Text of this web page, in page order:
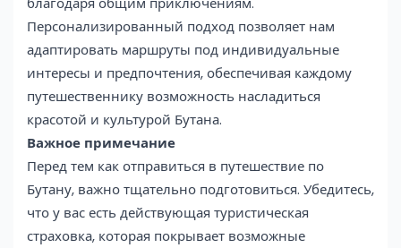
Персонализированный подход позволяет нам
адаптировать маршруты под индивидуальные
интересы и предпочтения, обеспечивая каждому
путешественнику возможность насладиться
красотой и культурой Бутана.
Важное примечание
Перед тем как отправиться в путешествие по
Бутану, важно тщательно подготовиться. Убедитесь,
что у вас есть действующая туристическая
страховка, которая покрывает возможные